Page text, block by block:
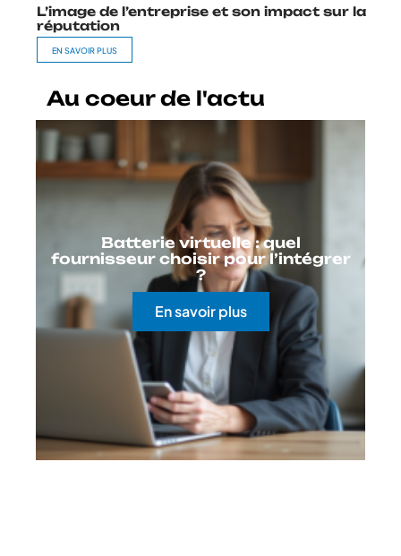
L’image de l’entreprise et son impact sur la
réputation
EN SAVOIR PLUS
Au coeur de l'actu
Batterie virtuelle : quel
fournisseur choisir pour l’intégrer
?
En savoir plus